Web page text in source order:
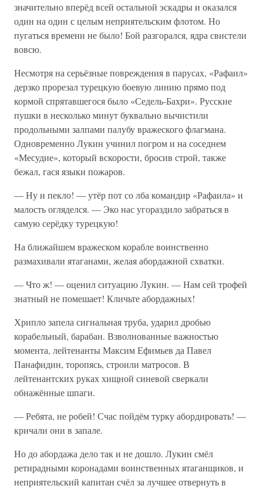
значительно вперёд всей остальной эскадры и оказался
один на один с целым неприятельским флотом. Но
пугаться времени не было! Бой разгорался, ядра свистели
вовсю.
Несмотря на серьёзные повреждения в парусах, «Рафаил»
дерзко прорезал турецкую боевую линию прямо под
кормой спрятавшегося было «Седель-Бахри». Русские
пушки в несколько минут буквально вычистили
продольными залпами палубу вражеского флагмана.
Одновременно Лукин учинил погром и на соседнем
«Месудие», который вскорости, бросив строй, также
бежал, гася языки пожаров.
— Ну и пекло! — утёр пот со лба командир «Рафаила» и
малость огляделся. — Эко нас угораздило забраться в
самую серёдку турецкую!
На ближайшем вражеском корабле воинственно
размахивали ятаганами, желая абордажной схватки.
— Что ж! — оценил ситуацию Лукин. — Нам сей трофей
знатный не помешает! Кличьте абордажных!
Хрипло запела сигнальная труба, ударил дробью
корабельный, барабан. Взволнованные важностью
момента, лейтенанты Максим Ефимьев да Павел
Панафидин, торопясь, строили матросов. В
лейтенантских руках хищной синевой сверкали
обнажённые шпаги.
— Ребята, не робей! Счас пойдём турку абордировать! —
кричали они в запале.
Но до абордажа дело так и не дошло. Лукин смёл
ретирадными коронадами воинственных ятаганщиков, и
неприятельский капитан счёл за лучшее отвернуть в